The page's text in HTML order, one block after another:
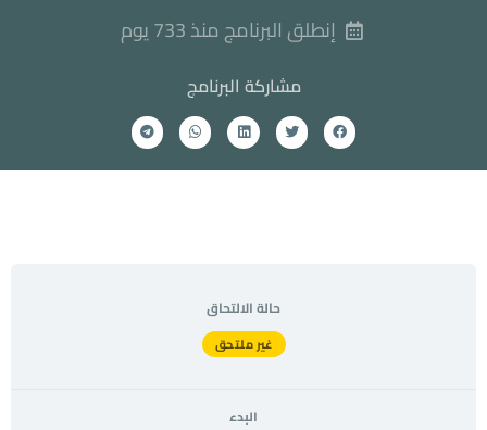
إنطلق البرنامج منذ 733 يوم
مشاركة البرنامج
حالة الالتحاق
غير ملتحق
البدء